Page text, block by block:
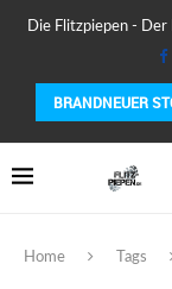
Die Flitzpiepen -
BRANDNEUER
COROS PACE 4 IM
MEIN ERSTER
Home Tags